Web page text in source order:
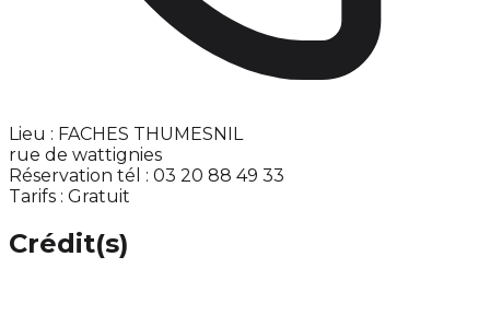
Lieu : FACHES THUMESNIL
rue de wattignies
Réservation tél : 03 20 88 49 33
Tarifs : Gratuit
Crédit(s)